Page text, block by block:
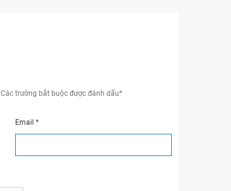
Các trường bắt buộc được đánh dấu*
Email *